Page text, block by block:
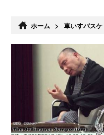
ホーム > 車いすバスケ